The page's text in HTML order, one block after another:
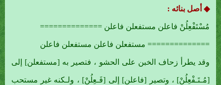
◆ أصل بنائه :
مُسْتَفْعِلُنْ فاعلن مستفعلن فاعلن ==============
============== مستفعلن فاعلن مستفعلن فاعلن
وقد يطرأ زحاف الخبن على الحشو ، فتصير به [مستفعلن] إلى
[مُـتَـفْعِلُنْ] ، وتصير [فاعلن] إلى [فَـعِلُنْ] ، ولـكنه غير مستحب